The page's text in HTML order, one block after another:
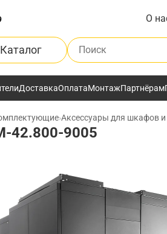
О
Каталог
Поиск по каталогу
ДоставкаОплатаМонтажПартнёрам
›Аксессуары для шкафов и
9005